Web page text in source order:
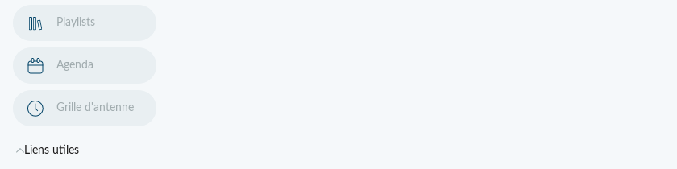
Playlists
Agenda
Grille d'antenne
Liens utiles